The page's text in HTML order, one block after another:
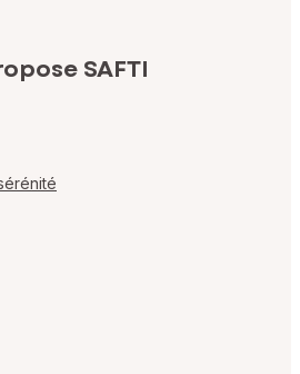
SAFTI